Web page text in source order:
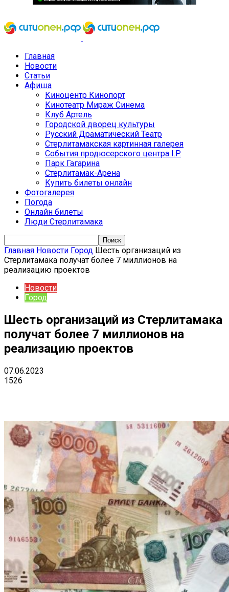
Главная
Новости
Статьи
Афиша
Киноцентр Кинопорт
Кинотеатр Мираж Синема
Клуб Артель
Городской дворец культуры
Русский Драматический Театр
Стерлитамакская картинная галерея
События продюсерского центра I.P.
Парк Гагарина
Стерлитамак-Арена
Купить билеты онлайн
Фотогалерея
Погода
Онлайн билеты
Люди Стерлитамака
Главная Новости Город Шесть организаций из
Стерлитамака получат более 7 миллионов на
реализацию проектов
Новости
Город
Шесть организаций из Стерлитамака
получат более 7 миллионов на
реализацию проектов
07.06.2023
1526